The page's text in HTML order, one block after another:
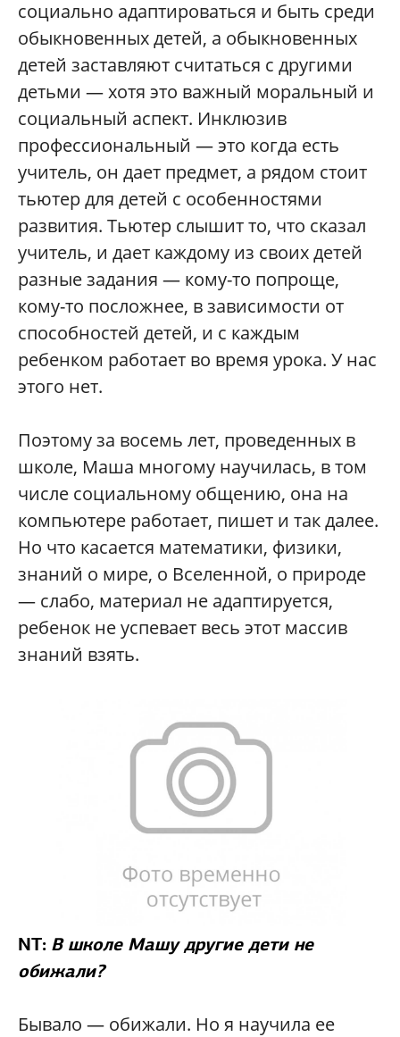
социально адаптироваться и быть среди
обыкновенных детей, а обыкновенных
детей заставляют считаться с другими
детьми — хотя это важный моральный и
социальный аспект. Инклюзив
профессиональный — это когда есть
учитель, он дает предмет, а рядом стоит
тьютер для детей с особенностями
развития. Тьютер слышит то, что сказал
учитель, и дает каждому из своих детей
разные задания — кому-то попроще,
кому-то посложнее, в зависимости от
способностей детей, и с каждым
ребенком работает во время урока. У нас
этого нет.
Поэтому за восемь лет, проведенных в
школе, Маша многому научилась, в том
числе социальному общению, она на
компьютере работает, пишет и так далее.
Но что касается математики, физики,
знаний о мире, о Вселенной, о природе
— слабо, материал не адаптируется,
ребенок не успевает весь этот массив
знаний взять.
NT: В школе Машу другие дети не
обижали?
Бывало — обижали. Но я научила ее